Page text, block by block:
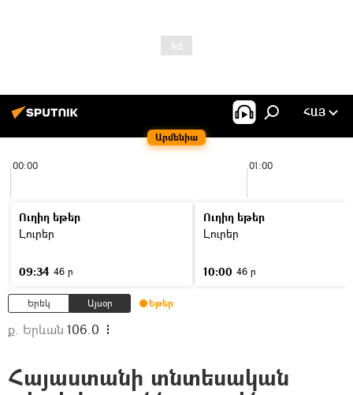
Արմենիա
ՀԱՅ
00:00 01:00
Ուղիղ եթեր
Լուրեր
09:34 46 ր
Ուղիղ եթեր
Լուրեր
10:00 46 ր
Երեկ Այսօր Եթեր
ք. Երևան 106.0
Հայաստանի տնտեսական